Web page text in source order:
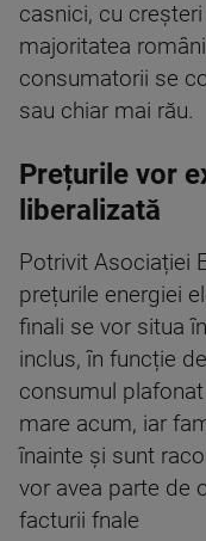
casnici, cu
majoritatea
consumatorii se
sau chiar mai rău.
Prețurile vor
liberalizată
Potrivit Asociației
prețurile energiei
finali se vor situa
inclus, în funcție
consumul
mare acum, iar
înainte și sunt
vor avea parte de
facturii fnale